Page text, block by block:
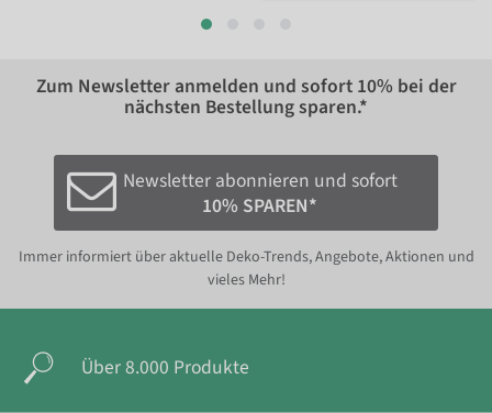
Zum Newsletter anmelden und sofort 10% bei der
nächsten Bestellung sparen.*
Newsletter abonnieren und sofort
10% SPAREN*
Immer informiert über aktuelle Deko-Trends, Angebote, Aktionen und
vieles Mehr!
Über 8.000 Produkte